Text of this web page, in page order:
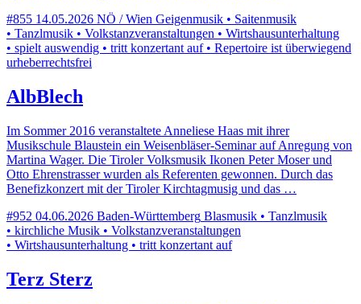
#855 14.05.2026 NÖ / Wien Geigenmusik • Saitenmusik
• Tanzlmusik • Volkstanzveranstaltungen • Wirtshausunterhaltung
• spielt auswendig • tritt konzertant auf • Repertoire ist überwiegend
urheberrechtsfrei
AlbBlech
Im Sommer 2016 veranstaltete Anneliese Haas mit ihrer
Musikschule Blaustein ein Weisenbläser-Seminar auf Anregung von
Martina Wager. Die Tiroler Volksmusik Ikonen Peter Moser und
Otto Ehrenstrasser wurden als Referenten gewonnen. Durch das
Benefizkonzert mit der Tiroler Kirchtagmusig und das …
#952 04.06.2026 Baden-Württemberg Blasmusik • Tanzlmusik
• kirchliche Musik • Volkstanzveranstaltungen
• Wirtshausunterhaltung • tritt konzertant auf
Terz Sterz